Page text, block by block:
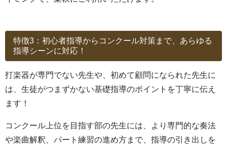
特徴3：初心者指導からコンクール対策まで、あらゆる
指導シーンに対応！
打楽器が専門でない先生や、初めて顧問になられた先生に
は、生徒がつまずかない基礎指導のポイントを丁寧に伝え
ます！
コンクール上位を目指す部の先生には、より専門的な奏法
や楽曲解釈、パート練習の進め方まで、指導の引き出しを